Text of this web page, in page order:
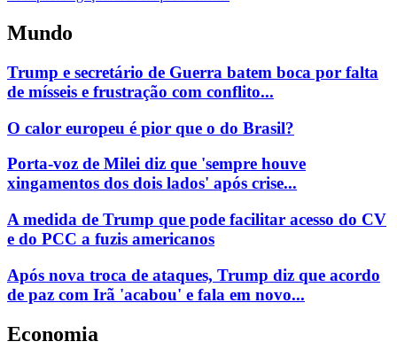
Mundo
Trump e secretário de Guerra batem boca por falta
de mísseis e frustração com conflito...
O calor europeu é pior que o do Brasil?
Porta-voz de Milei diz que 'sempre houve
xingamentos dos dois lados' após crise...
A medida de Trump que pode facilitar acesso do CV
e do PCC a fuzis americanos
Após nova troca de ataques, Trump diz que acordo
de paz com Irã 'acabou' e fala em novo...
Economia